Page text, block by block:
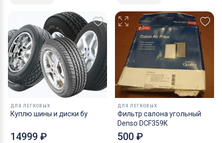
ДЛЯ ЛЕГКОВЫХ
Куплю шины и диски бу
14999 ₽
ДЛЯ ЛЕГКОВЫХ
Фильтр салона угольный
Denso DCF359K
500 ₽